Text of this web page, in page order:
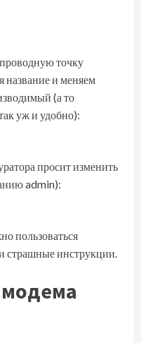
точку
название и меняем
(а то
уж и удобно):
просит изменить
admin):
пользоваться
страшные инструкции.